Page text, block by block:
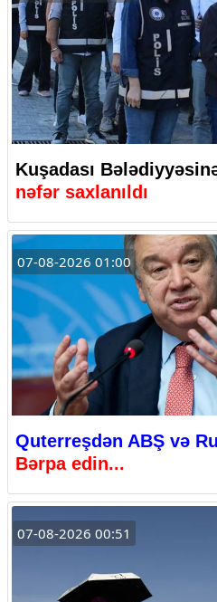
Kuşadası
nəfər saxlanıldı
07-08-2026 01:00
Quterreşdən ABŞ və
Bərpa edin...
07-08-2026 00:51